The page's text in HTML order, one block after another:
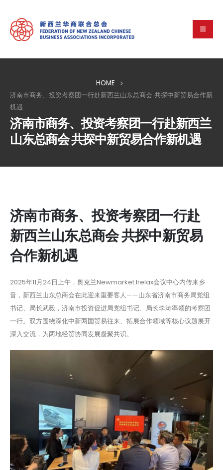
HOME
济南市商务、投资考察团一行赴新西兰山东总商会 共探中新贸易合作新
机遇
济南市商务、投资考察团一行赴新西兰
山东总商会 共探中新贸易合作新机遇
济南市商务、投资考察团一行赴
新西兰山东总商会 共探中新贸易
合作新机遇
2025年11月24日上午，奥克兰Newmarket Irelax会议中心内传来乡
音，新西兰山东总商会在此迎来重要客人——山东省济南市商务局党组
书记、局长武毅，济南市投资促进局党组书记、局长李涛率领的考察团
一行。双方围绕深化中新两国贸易往来、拓展合作领域等核心议题展开
深入交流，为两地经贸协同发展凝聚共识。